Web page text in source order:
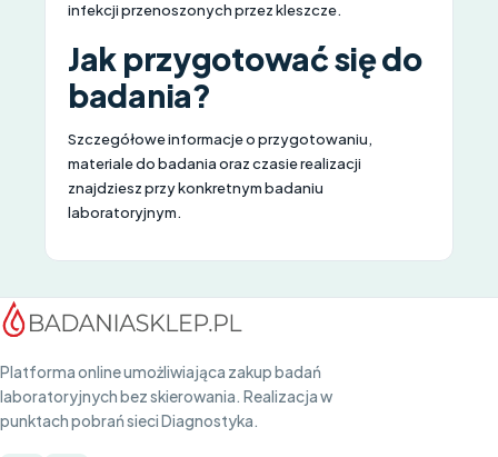
infekcji przenoszonych przez kleszcze.
Jak przygotować się do
badania?
Szczegółowe informacje o przygotowaniu,
materiale do badania oraz czasie realizacji
znajdziesz przy konkretnym badaniu
laboratoryjnym.
Platforma online umożliwiająca zakup badań
laboratoryjnych bez skierowania. Realizacja w
punktach pobrań sieci Diagnostyka.